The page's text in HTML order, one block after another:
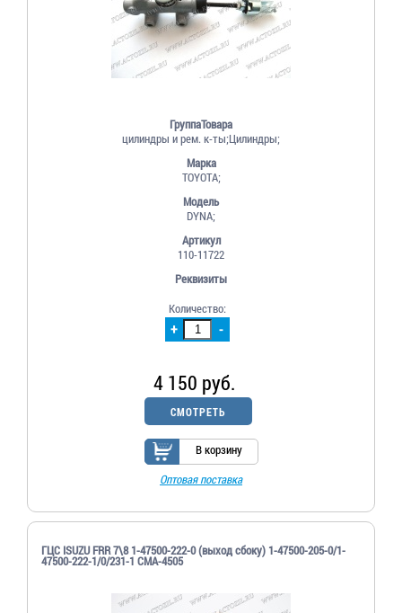
ГруппаТовара
цилиндры и рем. к-ты;Цилиндры;
Марка
TOYOTA;
Модель
DYNA;
Артикул
110-11722
Реквизиты
+ -
Количество:
4 150 руб.
СМОТРЕТЬ
В корзину
Оптовая поставка
ГЦС ISUZU FRR 7\8 1-47500-222-0 (выход сбоку) 1-47500-205-0/1-
47500-222-1/0/231-1 CMA-4505